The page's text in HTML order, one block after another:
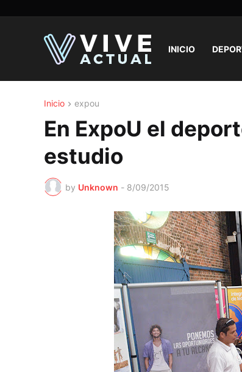
INICIO
Inicio expou
En ExpoU el
estudio
by Unknown - 8/09/2015